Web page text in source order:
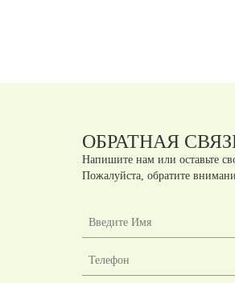
ОБРАТНАЯ
Напишите нам или оставьте
Пожалуйста, обратите